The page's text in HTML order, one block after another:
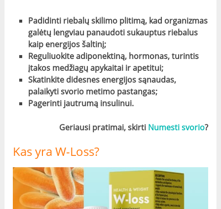
Padidinti riebalų skilimo plitimą, kad organizmas
galėtų lengviau panaudoti sukauptus riebalus
kaip energijos šaltinį;
Reguliuokite adiponektiną, hormonas, turintis
įtakos medžiagų apykaitai ir apetitui;
Skatinkite didesnes energijos sąnaudas,
palaikyti svorio metimo pastangas;
Pagerinti jautrumą insulinui.
Geriausi pratimai, skirti Numesti svorio?
Kas yra W-Loss?